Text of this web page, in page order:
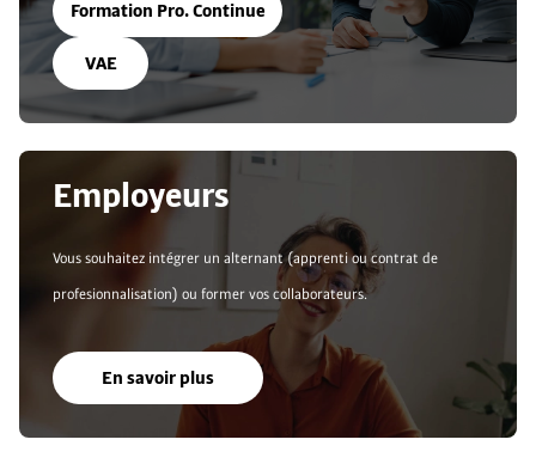
Formation Pro. Continue
VAE
Employeurs
Vous souhaitez intégrer un alternant (apprenti ou contrat de
profesionnalisation) ou former vos collaborateurs.
En savoir plus